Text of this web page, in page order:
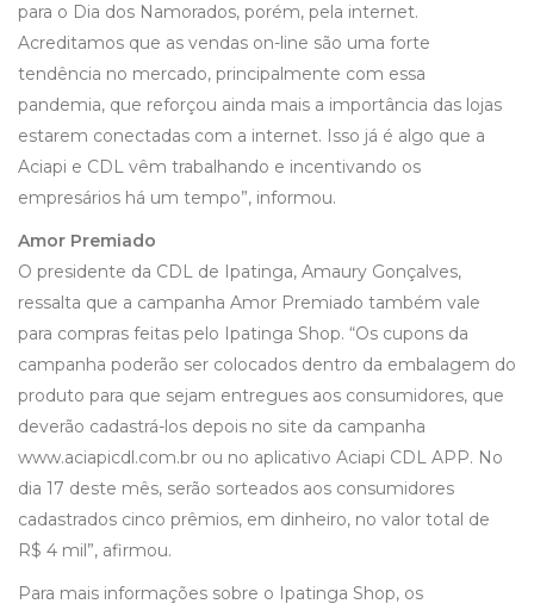
para o Dia dos Namorados, porém, pela internet.
Acreditamos que as vendas on-line são uma forte
tendência no mercado, principalmente com essa
pandemia, que reforçou ainda mais a importância das lojas
estarem conectadas com a internet. Isso já é algo que a
Aciapi e CDL vêm trabalhando e incentivando os
empresários há um tempo”, informou.
Amor Premiado
O presidente da CDL de Ipatinga, Amaury Gonçalves,
ressalta que a campanha Amor Premiado também vale
para compras feitas pelo Ipatinga Shop. “Os cupons da
campanha poderão ser colocados dentro da embalagem do
produto para que sejam entregues aos consumidores, que
deverão cadastrá-los depois no site da campanha
www.aciapicdl.com.br ou no aplicativo Aciapi CDL APP. No
dia 17 deste mês, serão sorteados aos consumidores
cadastrados cinco prêmios, em dinheiro, no valor total de
R$ 4 mil”, afirmou.
Para mais informações sobre o Ipatinga Shop, os